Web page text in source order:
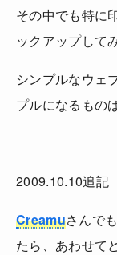
その中でも特に
ックアップして
シンプルなウェ
プルになるもの
2009.10.10追記
Creamuさんで
たら、あわせて